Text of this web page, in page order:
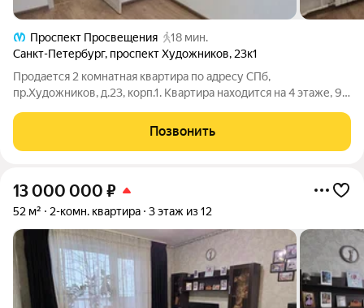
Проспект Просвещения
18 мин.
Санкт-Петербург, проспект Художников, 23к1
Продается 2 комнатная квартира по адресу СПб,
пр.Художников, д.23, корп.1. Квартира находится на 4 этаже, 9
изолированные, 17,4 кв.метра с выходом на застекленный
балкон и 10,9 кв.метров.
Позвонить
13 000 000 ₽
52 м² 2-комн. квартира 3 этаж из 12